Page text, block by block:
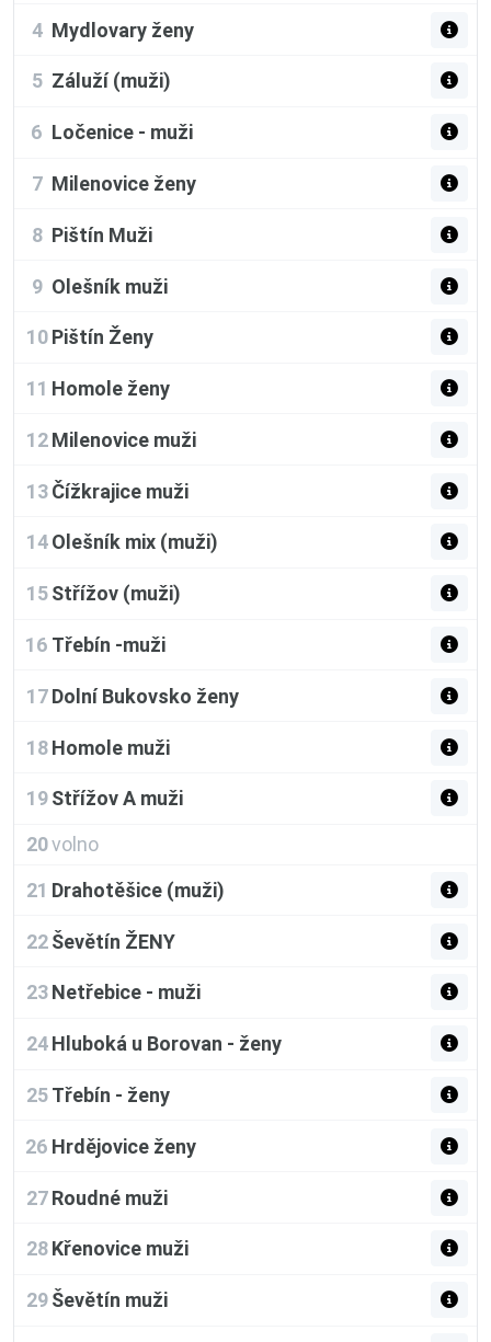
4 Mydlovary ženy
5 Záluží (muži)
6 Ločenice - muži
7 Milenovice ženy
8 Pištín Muži
9 Olešník muži
10 Pištín Ženy
11 Homole ženy
12 Milenovice muži
13 Čížkrajice muži
14 Olešník mix (muži)
15 Střížov (muži)
16 Třebín -muži
17 Dolní Bukovsko ženy
18 Homole muži
19 Střížov A muži
20volno
21 Drahotěšice (muži)
22 Ševětín ŽENY
23 Netřebice - muži
24 Hluboká u Borovan - ženy
25 Třebín - ženy
26 Hrdějovice ženy
27 Roudné muži
28 Křenovice muži
29 Ševětín muži